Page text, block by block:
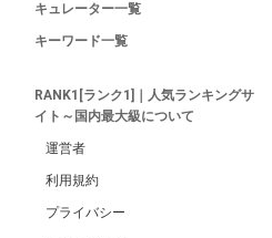
キュレーター一覧
キーワード一覧
RANK1[ランク1]｜人気ランキングサ
イト～国内最大級について
運営者
利用規約
プライバシー